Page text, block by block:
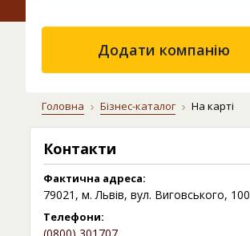
Додати компанію
Головна Бізнес-каталог На карті
Контакти
Фактична адреса:
79021, м. Львів, вул. Виговського, 100
Телефони: